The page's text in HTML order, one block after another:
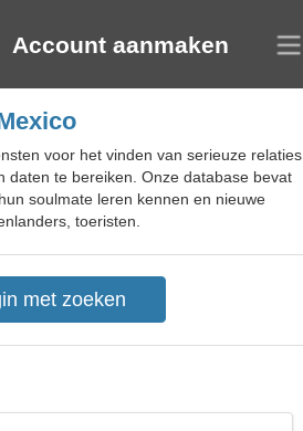
Account aanmaken
voor het vinden van serieuze relaties,
daten te bereiken. Onze database bevat
soulmate leren kennen en nieuwe
toeristen.